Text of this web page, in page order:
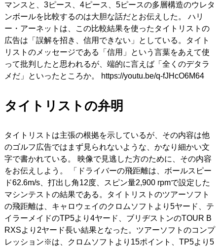
マンスと、3ピース、4ピース、5ピースの多層構造のウレタ
ンボールを比較するのは大胆な話だとお伝えした。 ハリ
ー・アーネットは、この比較結果を使ったタイトリストの
広告は「誤解を招き、信用できない」としている。タイト
リストのメッセージである「信用」という言葉をあえて使
って批判したと思われるが、端的に言えば「全くのデタラ
メだ」といったところか。 https://youtu.be/q-fJHcO6M64
タイトリストの弁明
タイトリストは主張の根拠を示しているが、その内容は他
のゴルフ広告ではまず見られないような、かなり細かい文
字で書かれている。 映像で見逃した方のために、その内容
をお伝えしよう。 「ドライバーの飛距離は、ボールスピー
ド62.6m/s、打出し角12度、スピン量2,900 rpmで設定した
マシンテストの結果である。タイトリストのツアーソフト
の飛距離は、キャロウェイのクロムソフトより5ヤード、テ
イラーメイドのTP5より4ヤード、ブリヂストンのTOUR B
RXSより2ヤード長い結果となった。ツアーソフトのコンプ
レッション※は、クロムソフトより15ポイント、TP5より5